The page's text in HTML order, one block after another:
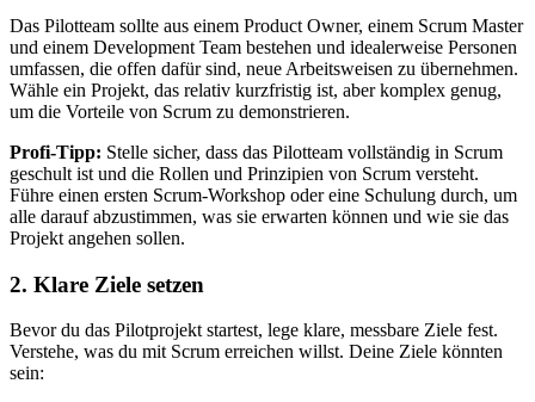
Das Pilotteam sollte aus einem Product Owner, einem Scrum Master
und einem Development Team bestehen und idealerweise Personen
umfassen, die offen dafür sind, neue Arbeitsweisen zu übernehmen.
Wähle ein Projekt, das relativ kurzfristig ist, aber komplex genug,
um die Vorteile von Scrum zu demonstrieren.
Profi-Tipp: Stelle sicher, dass das Pilotteam vollständig in Scrum
geschult ist und die Rollen und Prinzipien von Scrum versteht.
Führe einen ersten Scrum-Workshop oder eine Schulung durch, um
alle darauf abzustimmen, was sie erwarten können und wie sie das
Projekt angehen sollen.
2. Klare Ziele setzen
Bevor du das Pilotprojekt startest, lege klare, messbare Ziele fest.
Verstehe, was du mit Scrum erreichen willst. Deine Ziele könnten
sein: